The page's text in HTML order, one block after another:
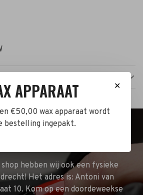
hebben wij ook een fysieke
Het adres is: Antoni van
10. Kom op een doordeweekse
✕
APPARAAT
€50,00 wax apparaat wordt
bestelling ingepakt.